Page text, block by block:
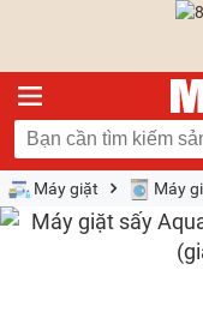
Máy giặt Máy